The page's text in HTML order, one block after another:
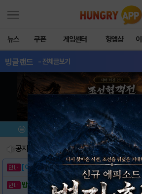
뉴스 쿠폰 게임센터 헝앱샵
빙글랜드 - 전체글보기
메뉴 이벤트/미션 설
공지사항 진
[이벤트] 웃음으로 매일매일 해피! 유머 게시..
밥알이의 헝앱통신 ⑲ “밥알이, 드디어 멀티를..